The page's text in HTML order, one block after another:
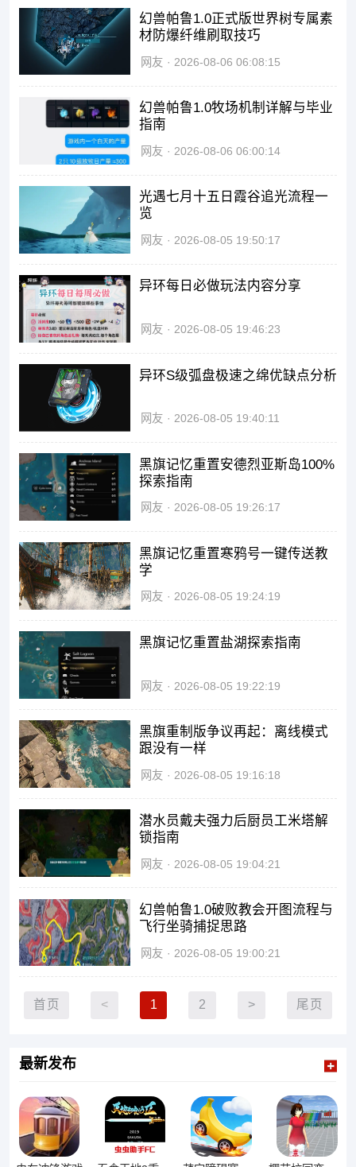
幻兽帕鲁1.0正式版世界树专属素
材防爆纤维刷取技巧
网友 2026-08-06 06:08:15
幻兽帕鲁1.0牧场机制详解与毕业
指南
网友 2026-08-06 06:00:14
光遇七月十五日霞谷追光流程一
览
网友 2026-08-05 19:50:17
异环每日必做玩法内容分享
网友 2026-08-05 19:46:23
异环S级弧盘极速之绵优缺点分析
网友 2026-08-05 19:40:11
黑旗记忆重置安德烈亚斯岛100%
探索指南
网友 2026-08-05 19:26:17
黑旗记忆重置寒鸦号一键传送教
学
网友 2026-08-05 19:24:19
黑旗记忆重置盐湖探索指南
网友 2026-08-05 19:22:19
黑旗重制版争议再起：离线模式
跟没有一样
网友 2026-08-05 19:16:18
潜水员戴夫强力后厨员工米塔解
锁指南
网友 2026-08-05 19:04:21
幻兽帕鲁1.0破败教会开图流程与
飞行坐骑捕捉思路
网友 2026-08-05 19:00:21
首页 < 1 2 > 尾页
最新发布